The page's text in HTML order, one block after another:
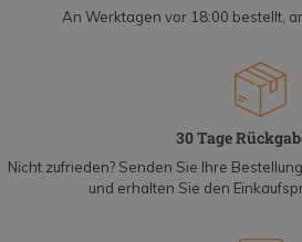
An Werktagen vor 18:00 bestellt,
30 Tage
Nicht zufrieden? Senden Sie Ihre
und erhalten Sie den